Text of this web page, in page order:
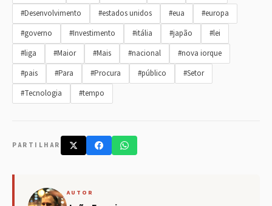
#Desenvolvimento
#estados unidos #eua
#europa
#governo
#Investimento #itália #japão
#lei
#liga
#Maior #Mais #nacional
#nova iorque
#pais
#Para #Procura #público
#Setor
#Tecnologia
#tempo
PARTILHAR
AUTOR